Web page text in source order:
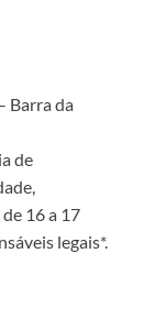
Barra da
de
16 a 17
legais*.